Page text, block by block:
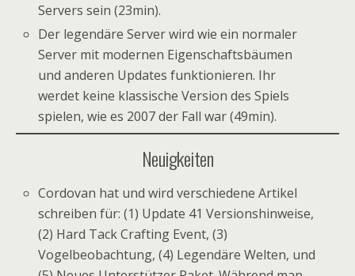
Servers sein (23min).
Der legendäre Server wird wie ein normaler
Server mit modernen Eigenschaftsbäumen
und anderen Updates funktionieren. Ihr
werdet keine klassische Version des Spiels
spielen, wie es 2007 der Fall war (49min).
Neuigkeiten
Cordovan hat und wird verschiedene Artikel
schreiben für: (1) Update 41 Versionshinweise,
(2) Hard Tack Crafting Event, (3)
Vogelbeobachtung, (4) Legendäre Welten, und